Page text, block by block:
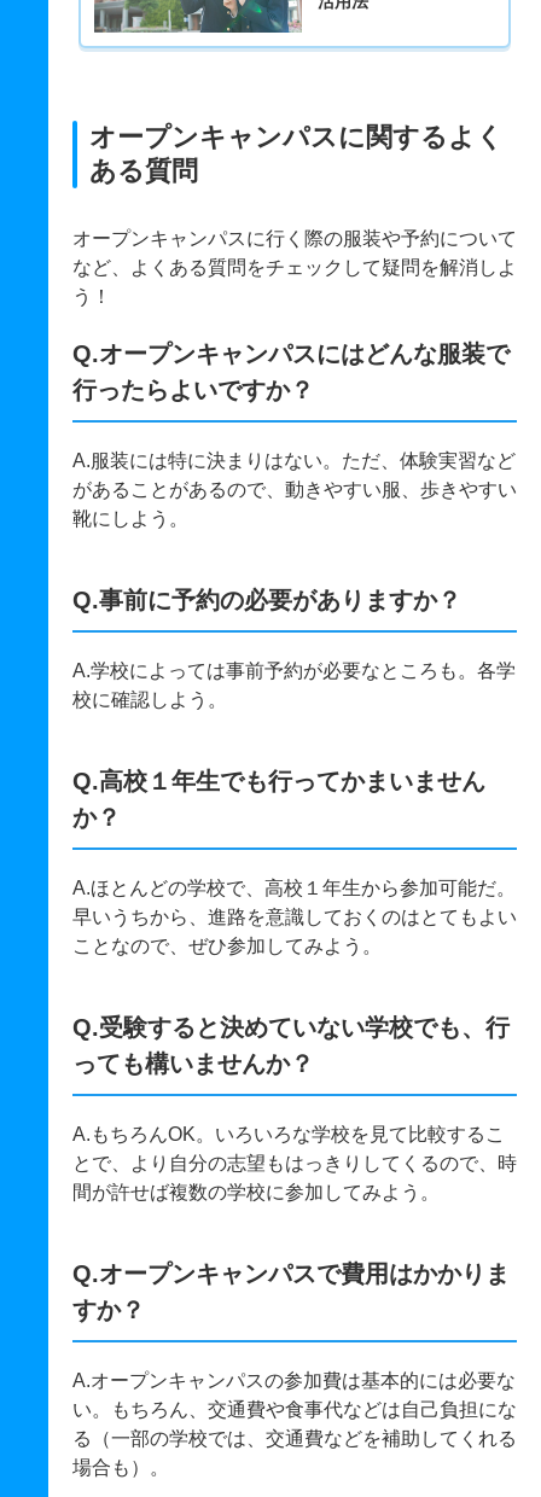
オープンキャンパスに関するよく
ある質問
オープンキャンパスに行く際の服装や予約について
など、よくある質問をチェックして疑問を解消しよ
う！
Q.オープンキャンパスにはどんな服装で
行ったらよいですか？
A.服装には特に決まりはない。ただ、体験実習など
があることがあるので、動きやすい服、歩きやすい
靴にしよう。
Q.事前に予約の必要がありますか？
A.学校によっては事前予約が必要なところも。各学
校に確認しよう。
Q.高校１年生でも行ってかまいません
か？
A.ほとんどの学校で、高校１年生から参加可能だ。
早いうちから、進路を意識しておくのはとてもよい
ことなので、ぜひ参加してみよう。
Q.受験すると決めていない学校でも、行
っても構いませんか？
A.もちろんOK。いろいろな学校を見て比較するこ
とで、より自分の志望もはっきりしてくるので、時
間が許せば複数の学校に参加してみよう。
Q.オープンキャンパスで費用はかかりま
すか？
A.オープンキャンパスの参加費は基本的には必要な
い。もちろん、交通費や食事代などは自己負担にな
る（一部の学校では、交通費などを補助してくれる
場合も）。